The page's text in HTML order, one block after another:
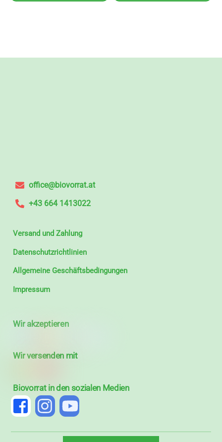
office@biovorrat.at
+43 664 1413022
Versand und Zahlung
Datenschutzrichtlinien
Allgemeine Geschäftsbedingungen
Impressum
Wir akzeptieren
Wir versenden mit
Biovorrat in den sozialen Medien